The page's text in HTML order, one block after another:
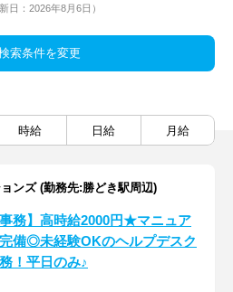
日：2026年8月6日）
索条件を変更
時給 日給 月給
ンズ (勤務先:勝どき駅周辺)
事務】高時給2000円★マニュア
備◎未経験OKのヘルプデスク
！平日のみ♪